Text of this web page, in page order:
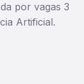
por vagas 3
Artificial.